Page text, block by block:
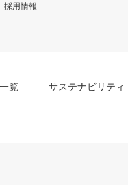
採用情報
覧 サステナビリティ